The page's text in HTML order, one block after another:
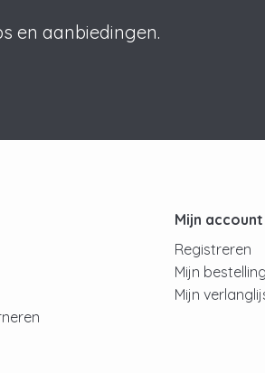
en aanbiedingen.
Mijn account
Registreren
Mijn
Mijn